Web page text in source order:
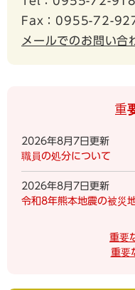
Fax：0955-72-
メールでのお問い合
重
2026年8月7日更新
職員の処分について
2026年8月7日更新
令和8年熊本地震の被災
重要
重要